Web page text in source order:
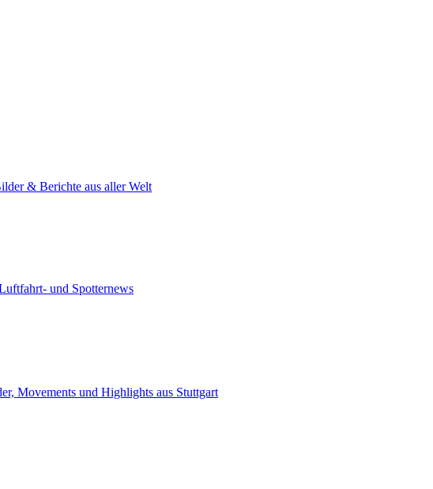
& Berichte aus aller Welt
und Spotternews
Movements und Highlights aus Stuttgart